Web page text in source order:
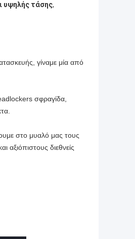
υψηλής τάσης,
γίναμε μία από
σφραγίδα,
στο μυαλό μας τους
αξιόπιστους διεθνείς